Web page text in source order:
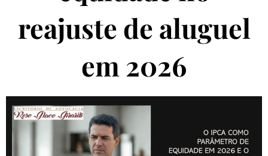
reajuste de aluguel
em 2026